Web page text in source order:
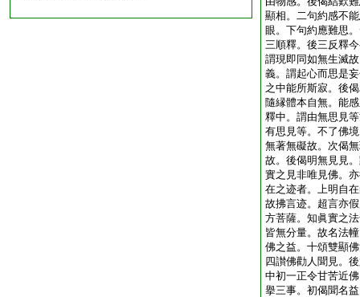
顯相。二句約感不
眼。下句約應難思
三順釋。後三反釋
謂現即同如無生滅
義。謂起心而思是
之中能所斯寂。後
隨縁體本自無。能
釋中。謂由無思見
有思見等。不了佛
無著無礙故。次偈
故。後偈明無見見
實之見非唯見佛。
在之迹者。上明自
故拂言迹。超言亦
方菩薩。知眞實之
皆無分量。故名法
佛之益。十頌雙顯
四讃佛勸人聞見。
中初一正令甘苦近
擧三事。初偈聞名